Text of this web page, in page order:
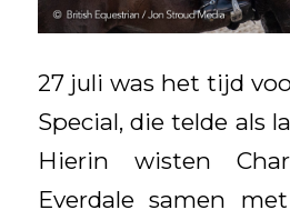
27 juli was het tijd
Special, die telde als
Hierin wisten
Everdale samen